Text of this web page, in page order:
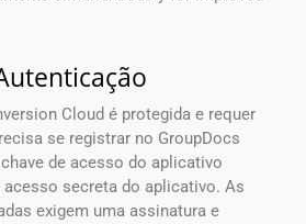
Cloud é protegida e requer
se registrar no GroupDocs
de acesso do aplicativo
acesso secreta do aplicativo. As
exigem uma assinatura e